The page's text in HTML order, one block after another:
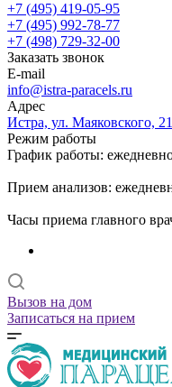
+7 (495) 419-05-95
+7 (495) 992-78-77
+7 (498) 729-32-00
Заказать звонок
E-mail
info@istra-paracels.ru
Адрес
Истра, ул. Маяковского, 21
Режим работы
График работы:
Прием анализов:
Часы приема главного
Вызов на дом
Записаться на прием